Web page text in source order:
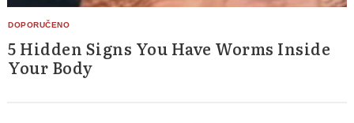
5 Hidden Signs You Have Worms Inside
Your Body